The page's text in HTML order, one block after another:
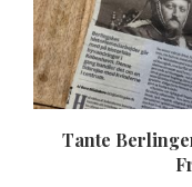
Tante